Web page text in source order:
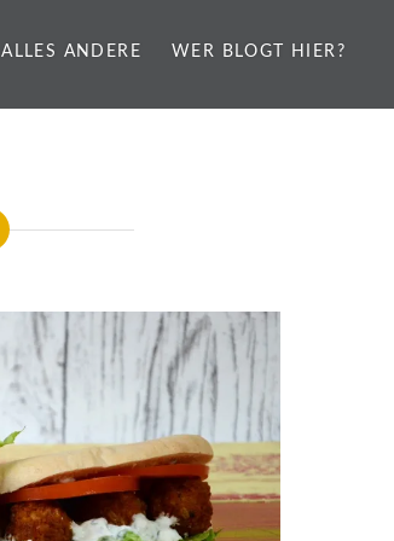
ALLES ANDERE WER BLOGT HIER?